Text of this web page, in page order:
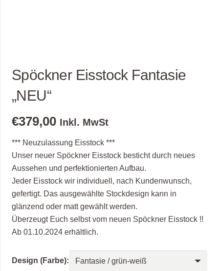
Spöckner Eisstock Fantasie
„NEU“
€379,00 Inkl. MwSt
*** Neuzulassung Eisstock ***
Unser neuer Spöckner Eisstock besticht durch neues
Aussehen und perfektionierten Aufbau.
Jeder Eisstock wir individuell, nach Kundenwunsch,
gefertigt. Das ausgewählte Stockdesign kann in
glänzend oder matt gewählt werden.
Überzeugt Euch selbst vom neuen Spöckner Eisstock !!
Ab 01.10.2024 erhältlich.
Design (Farbe):